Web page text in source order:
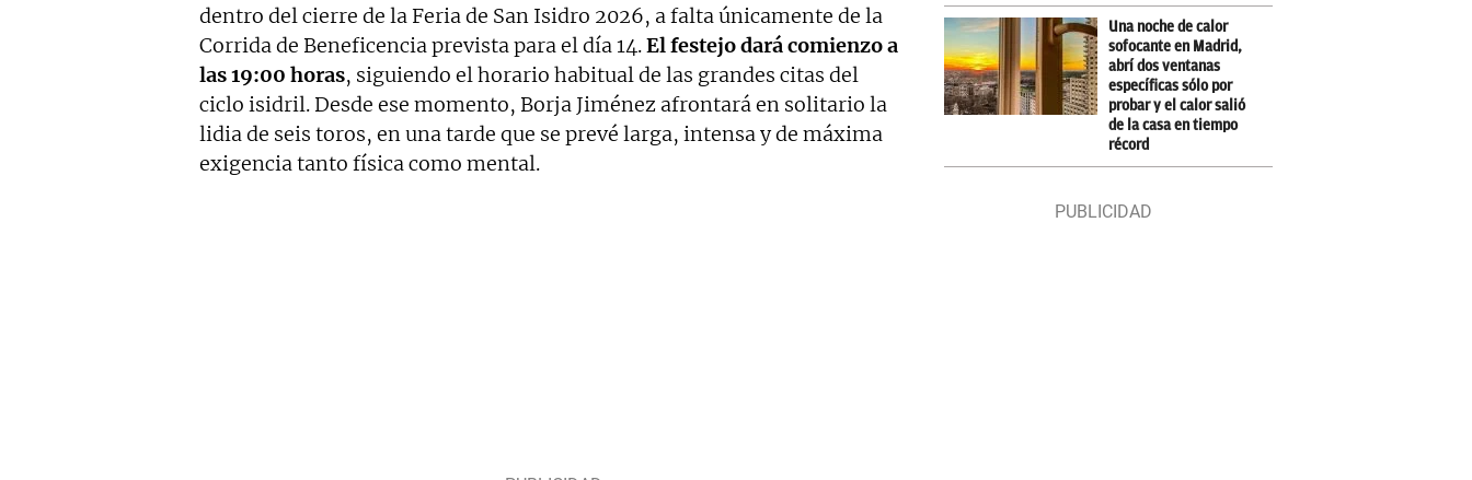
dentro del cierre de la Feria de San Isidro 2026, a falta únicamente de la
Corrida de Beneficencia prevista para el día 14.El festejo dará comienzo a
las 19:00 horas, siguiendo el horario habitual de las grandes citas del
ciclo isidril. Desde ese momento, Borja Jiménez afrontará en solitario la
lidia de seis toros, en una tarde que se prevé larga, intensa y de máxima
exigencia tanto física como mental.
Una noche de calor
sofocante en Madrid,
abrí dos ventanas
específicas sólo por
probar y el calor salió
de la casa en tiempo
récord